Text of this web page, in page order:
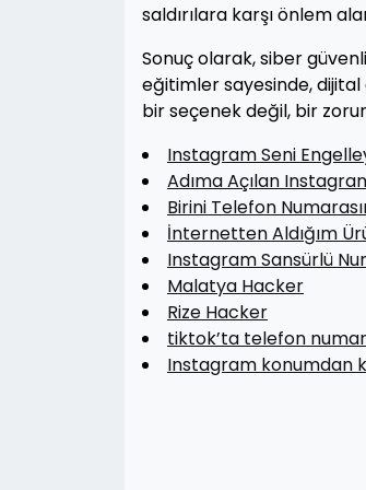
saldırılara karşı önlem
Sonuç olarak, siber
eğitimler sayesinde,
bir seçenek değil, bir
Instagram Seni
Adıma Açılan
Birini Telefon
İnternetten Aldığım
Instagram Sansürlü
Malatya Hacker
Rize Hacker
tiktok’ta telefon
Instagram konumdan